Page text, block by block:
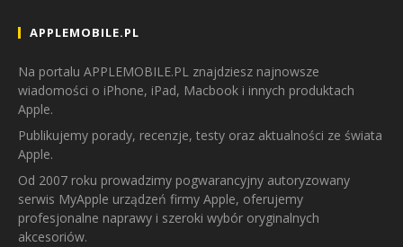
APPLEMOBILE.PL
Na portalu APPLEMOBILE.PL znajdziesz najnowsze
wiadomości o iPhone, iPad, Macbook i innych produktach
Apple.
Publikujemy porady, recenzje, testy oraz aktualności ze świata
Apple.
Od 2007 roku prowadzimy pogwarancyjny autoryzowany
serwis MyApple urządzeń firmy Apple, oferujemy
profesjonalne naprawy i szeroki wybór oryginalnych
akcesoriów.